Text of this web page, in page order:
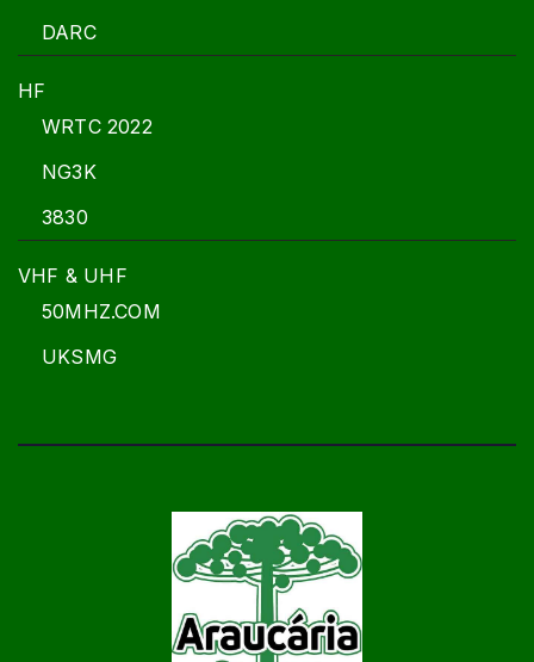
DARC
HF
WRTC 2022
NG3K
3830
VHF & UHF
50MHZ.COM
UKSMG